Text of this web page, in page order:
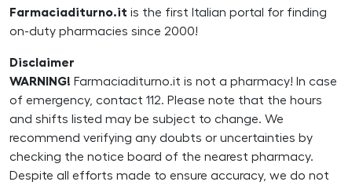
Farmaciaditurno.it is the first Italian portal for finding
on-duty pharmacies since 2000!
Disclaimer
WARNING! Farmaciaditurno.it is not a pharmacy! In case
of emergency, contact 112. Please note that the hours
and shifts listed may be subject to change. We
recommend verifying any doubts or uncertainties by
checking the notice board of the nearest pharmacy.
Despite all efforts made to ensure accuracy, we do not